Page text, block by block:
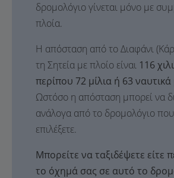
δρομολόγιο γίνεται μόνο με
πλοία.
Η απόσταση από το Διαφάνι
τη Σητεία με πλοίο είναι 116
περίπου 72 μίλια ή 63 ναυτικά
Ωστόσο η απόσταση μπορεί να
ανάλογα από το δρομολόγιο
επιλέξετε.
Μπορείτε να ταξιδέψετε είτε
το όχημά σας σε αυτό το